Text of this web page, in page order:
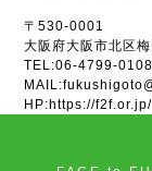
〒530-0001
大阪府大阪市北区
TEL:06-4799-0108
MAIL:
HP:https://f2f.or.jp/